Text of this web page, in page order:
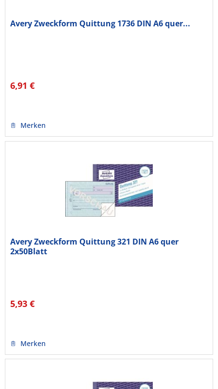
Avery Zweckform Quittung 1736 DIN A6 quer...
6,91 €
Merken
Avery Zweckform Quittung 321 DIN A6 quer
2x50Blatt
5,93 €
Merken